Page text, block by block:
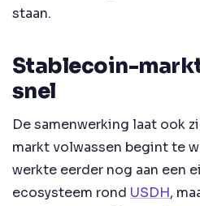
staan.
Stablecoin-
snel
De samenwerking laat ook
markt volwassen begint te
werkte eerder nog aan een
ecosysteem rond USDH,